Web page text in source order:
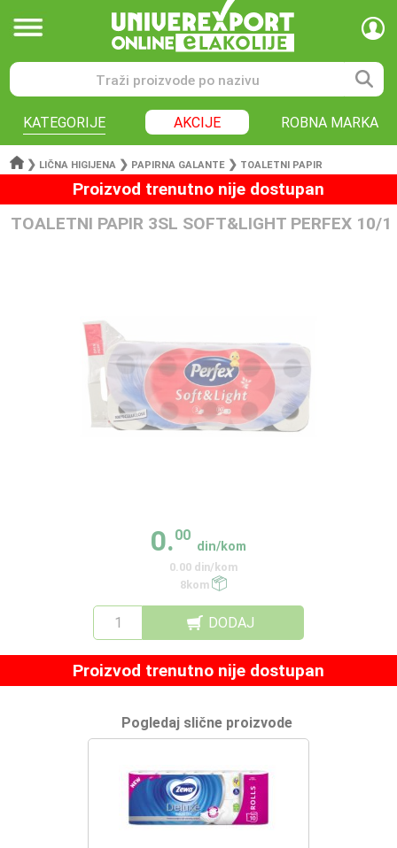
KATEGORIJE AKCIJE ROBNA MARKA
❯ LIČNA HIGIJENA ❯ PAPIRNA GALANTE ❯ TOALETNI PAPIR
Proizvod trenutno nije dostupan
TOALETNI PAPIR 3SL SOFT&LIGHT PERFEX 10/1
0.00
din/kom
0.00 din/kom
8kom
DODAJ
Proizvod trenutno nije dostupan
Pogledaj slične proizvode